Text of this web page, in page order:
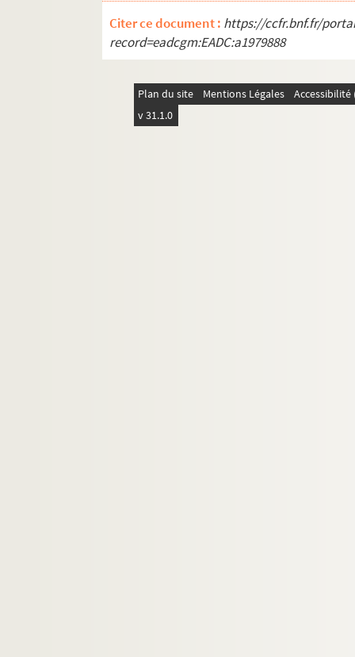
Citer ce document : https://ccfr.bnf.fr/
record=eadcgm:EADC:a1979888
Plan du site Mentions Légales
v 31.1.0